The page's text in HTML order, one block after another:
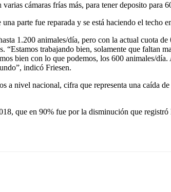
cámaras frías más, para tener deposito para
parte fue reparada y se está haciendo el techo
1.200 animales/día, pero con la actual cuota
trabajando bien, solamente que faltan
bien con lo que podemos, los 600 animales/
indicó Friesen.
a nivel nacional, cifra que representa una caída
que en 90% fue por la disminución que